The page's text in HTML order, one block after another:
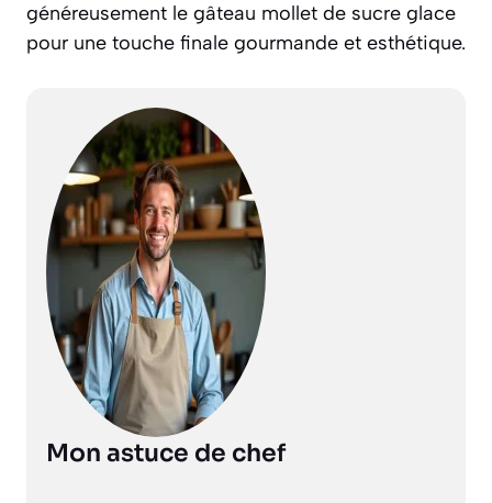
généreusement le gâteau mollet de sucre glace
pour une touche finale gourmande et esthétique.
Mon astuce de chef